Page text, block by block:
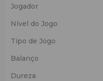
Jogador
Nível do Jogo
Tipo de Jogo
Balanço
Dureza